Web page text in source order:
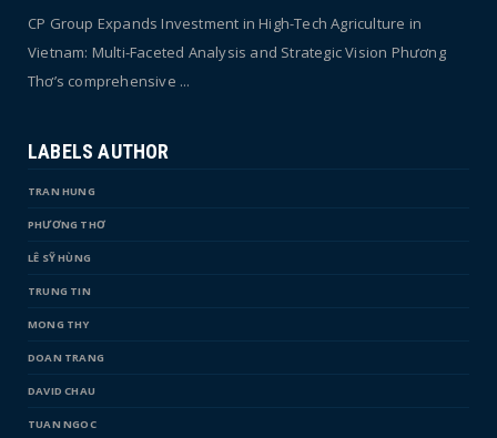
CP Group Expands Investment in High-Tech Agriculture in
Vietnam: Multi-Faceted Analysis and Strategic Vision Phương
Thơ’s comprehensive ...
LABELS AUTHOR
TRAN HUNG
PHƯƠNG THƠ
LÊ SỸ HÙNG
TRUNG TIN
MONG THY
DOAN TRANG
DAVID CHAU
TUAN NGOC